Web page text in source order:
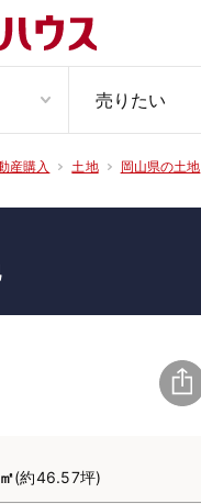
売りたい
産購入 土地 岡山県の土地
(約46.57坪)